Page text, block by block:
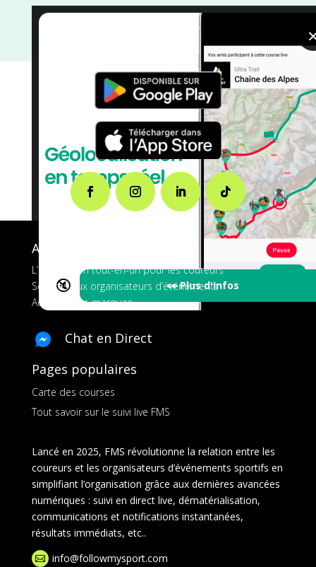
🔇 👀 Plus d'Infos
Auvergne Rhône Alpes/Août
A propos de FMS
L’application tout-en-un pour les coureurs
Services aux organisateurs d’événements
Ads pour les marques
Chat en Direct
Pages populaires
Carte des courses
Tout savoir sur le suivi live FMS
Lancé en 2025, FMS révolutionne la relation entre les
coureurs et les organisateurs d’événements sportifs en
simplifiant l’organisation grâce aux dernières avancées
numériques : suivi en direct live, dématérialisation,
communications et notifications instantanées,
résultats immédiats, etc..
 info@followmysport.com